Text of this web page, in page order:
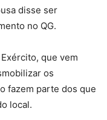
disse ser
no QG.
que vem
os
fazem parte dos que
local.